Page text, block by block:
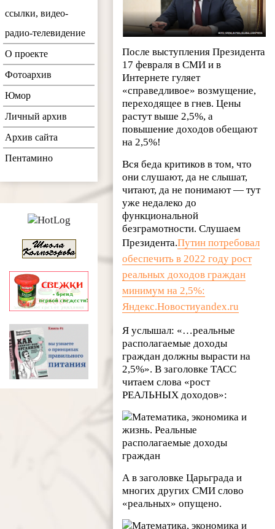
После выступления Президента
17 февраля в СМИ и в
Интернете гуляет
«справедливое» возмущение,
переходящее в гнев. Цены
растут выше 2,5%, а
повышение доходов обещают
на 2,5%!
Вся беда критиков в том, что
они слушают, да не слышат,
читают, да не понимают — тут
уже недалеко до
функциональной
безграмотности. Слушаем
Президента.Путин потребовал
обеспечить в 2022 году рост
реальных доходов граждан
минимум на 2,5%:
Яндекс.Новостиyandex.ru
Я услышал: «…реальные
располагаемые доходы
граждан должны вырасти на
2,5%». В заголовке ТАСС
читаем слова «рост
РЕАЛЬНЫХ доходов»:
А в заголовке Царьграда и
многих других СМИ слово
«реальных» опущено.
ссылки, видео-
радио-телевидение
О проекте
Фотоархив
Юмор
Личный архив
Архив сайта
Пентамино